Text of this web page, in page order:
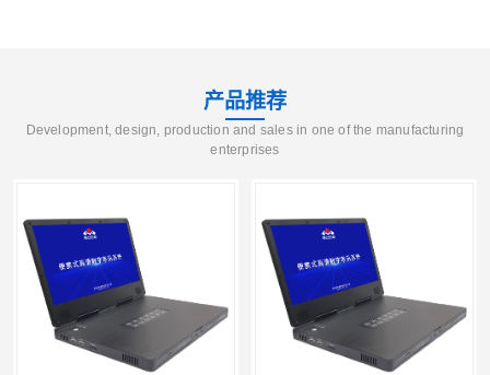
产品推荐
Development, design, production and sales in one of the manufacturing
enterprises